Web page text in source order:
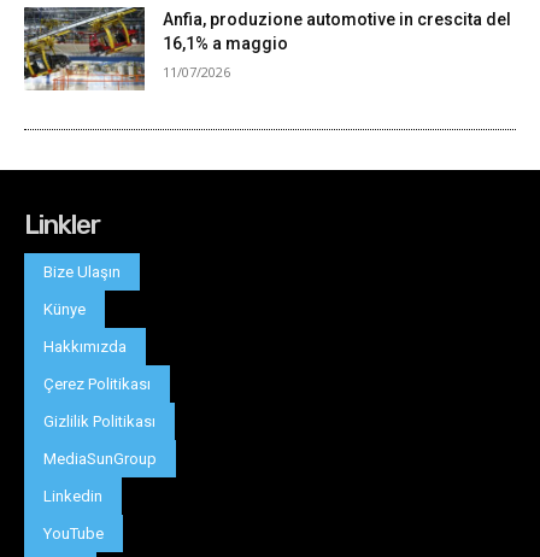
Linkler
Bize Ulaşın
Künye
Hakkımızda
Çerez Politikası
Gizlilik Politikası
MediaSunGroup
Linkedin
YouTube